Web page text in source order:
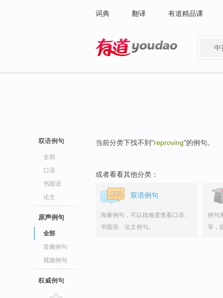
词典 翻译 有道精品课
中
双语例句
全部
口语
书面语
论文
原声例句
全部
音频例句
视频例句
权威例句
当前分类下找不到"reproving"的例句。
或者看看其他分类：
双语例句
海量例句，可以按难度查看口语、
书面语、论文例句。
例句
等，